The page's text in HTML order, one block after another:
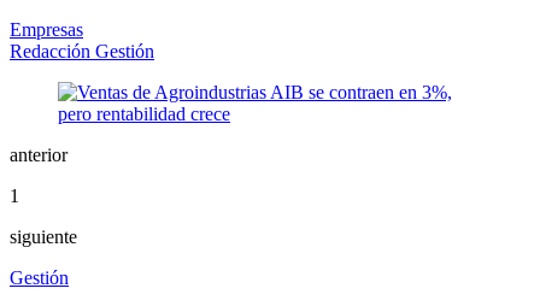
Empresas
Redacción Gestión
anterior
1
siguiente
Gestión